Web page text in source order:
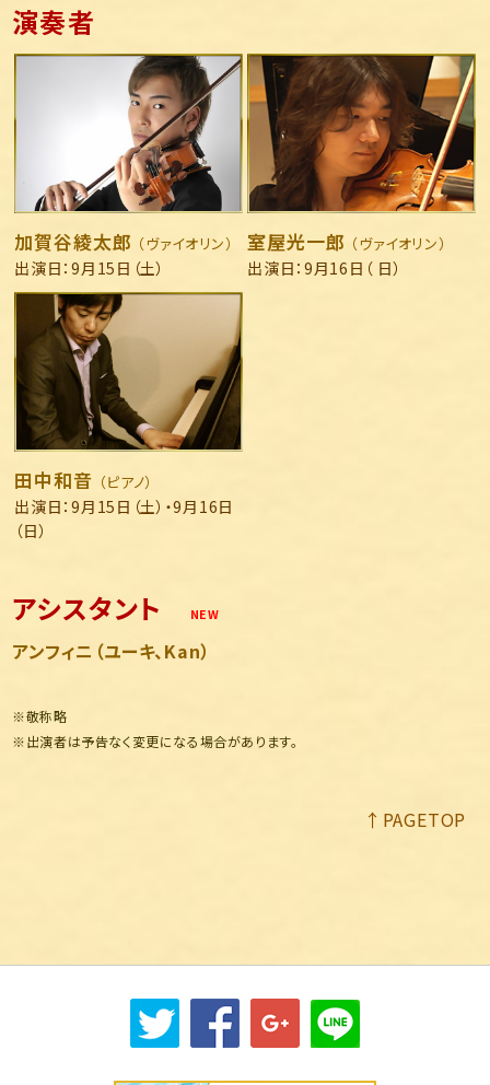
演奏者
加賀谷綾太郎 （ヴァイオリン）
出演日：9月15日（土）
室屋光一郎 （ヴァイオリン）
出演日：9月16日（ 日）
田中和音 （ピアノ）
出演日：9月15日（土）・9月16日
（日）
アシスタント NEW
アンフィニ（ユーキ、Kan）
※敬称略
※出演者は予告なく変更になる場合があります。
↑ PAGETOP